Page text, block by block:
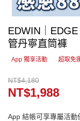
EDWIN｜
管丹寧直筒褲
App 獨享活動 超取免
NT$4,180
NT$1,988
App 結帳可享專屬活動